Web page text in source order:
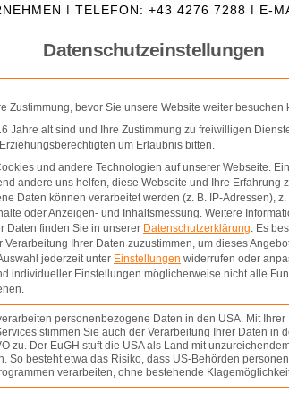
| TELEFON: +43 4276 7288 | E-
PROJEKTE EIGENPROJEKTE
Projektübersicht
Datenschutzeinstellungen
Zustimmung, bevor Sie unsere Website weiter besuchen
Jahre alt sind und Ihre Zustimmung zu freiwilligen
um Erlaubnis bitten.
und andere Technologien auf unserer Webseite.
andere uns helfen, diese Webseite und Ihre Erfahrung
Daten können verarbeitet werden (z. B. IP-Adressen),
oder Anzeigen- und Inhaltsmessung. Weitere
Daten finden Sie in unserer Datenschutzerklärung. Es
Verarbeitung Ihrer Daten zuzustimmen, um dieses
jederzeit unter Einstellungen widerrufen oder
individueller Einstellungen möglicherweise nicht alle
personenbezogene Daten in den USA. Mit
stimmen Sie auch der Verarbeitung Ihrer Daten in
zu. Der EuGH stuft die USA als Land mit
So besteht etwa das Risiko, dass US-Behörden
verarbeiten, ohne bestehende